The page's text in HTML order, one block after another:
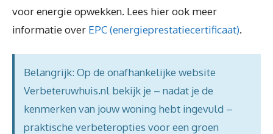
voor energie opwekken. Lees hier ook meer
informatie over EPC (energieprestatiecertificaat).
Belangrijk: Op de onafhankelijke website
Verbeteruwhuis.nl bekijk je – nadat je de
kenmerken van jouw woning hebt ingevuld –
praktische verbeteropties voor een groen